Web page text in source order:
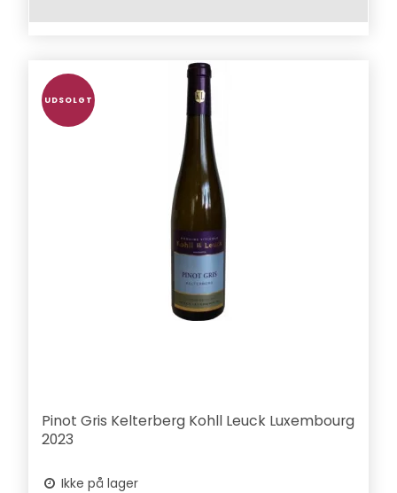
UDSOLGT
Pinot Gris Kelterberg Kohll Leuck Luxembourg
2023
Ikke på lager